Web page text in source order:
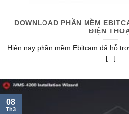
DOWNLOAD PHẦN MỀM
ĐIỆN
Hiện nay phần mềm Ebitcam đã hỗ
[...]
08
Th3